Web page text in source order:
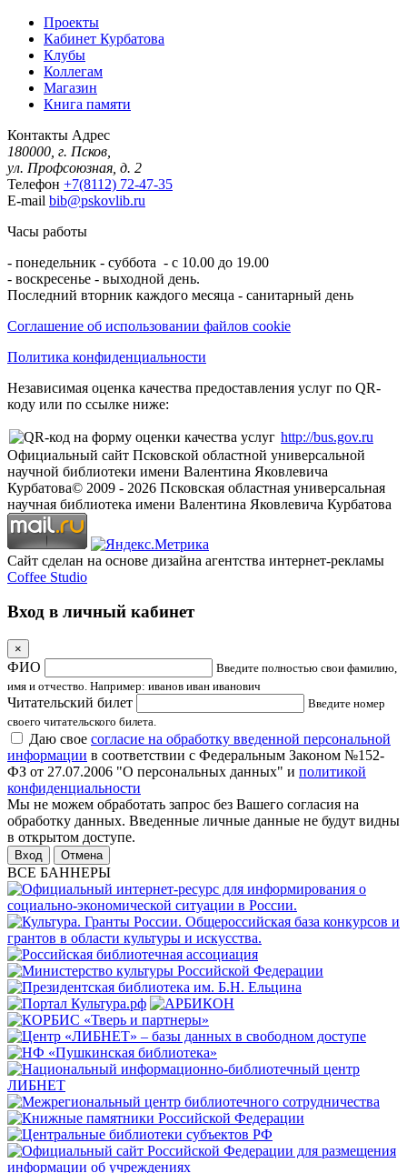
Проекты
Кабинет Курбатова
Клубы
Коллегам
Магазин
Книга памяти
Контакты Адрес
180000, г. Псков,
ул. Профсоюзная, д. 2
Телефон +7(8112) 72-47-35
E-mail bib@pskovlib.ru
Часы работы
- понедельник - суббота - с 10.00 до 19.00
- воскресенье - выходной день.
Последний вторник каждого месяца - санитарный день
Соглашение об использовании файлов cookie
Политика конфиденциальности
Независимая оценка качества предоставления услуг по QR-
коду или по ссылке ниже:
http://bus.gov.ru
Официальный сайт Псковской областной универсальной
научной библиотеки имени Валентина Яковлевича
Курбатова© 2009 - 2026 Псковская областная универсальная
научная библиотека имени Валентина Яковлевича Курбатова
Сайт сделан на основе дизайна агентства интернет-рекламы
Coffee Studio
Вход в личный кабинет
×
ФИО
Введите полностью свои фамилию,
имя и отчество. Например: иванов иван иванович
Читательский билет
Введите номер
своего читательского билета.
Даю свое согласие на обработку введенной персональной
информации в соответствии с Федеральным Законом №152-
ФЗ от 27.07.2006 "О персональных данных" и политикой
конфиденциальности
Мы не можем обработать запрос без Вашего согласия на
обработку данных. Введенные личные данные не будут видны
в открытом доступе.
Отмена
ВСЕ БАННЕРЫ